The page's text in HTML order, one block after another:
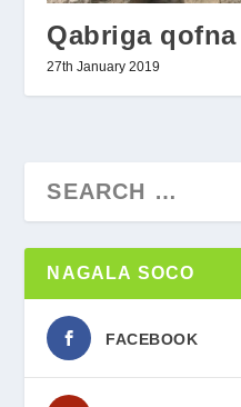
Qabriga
27th January 2019
NAGALA SOCO
FACEBOOK